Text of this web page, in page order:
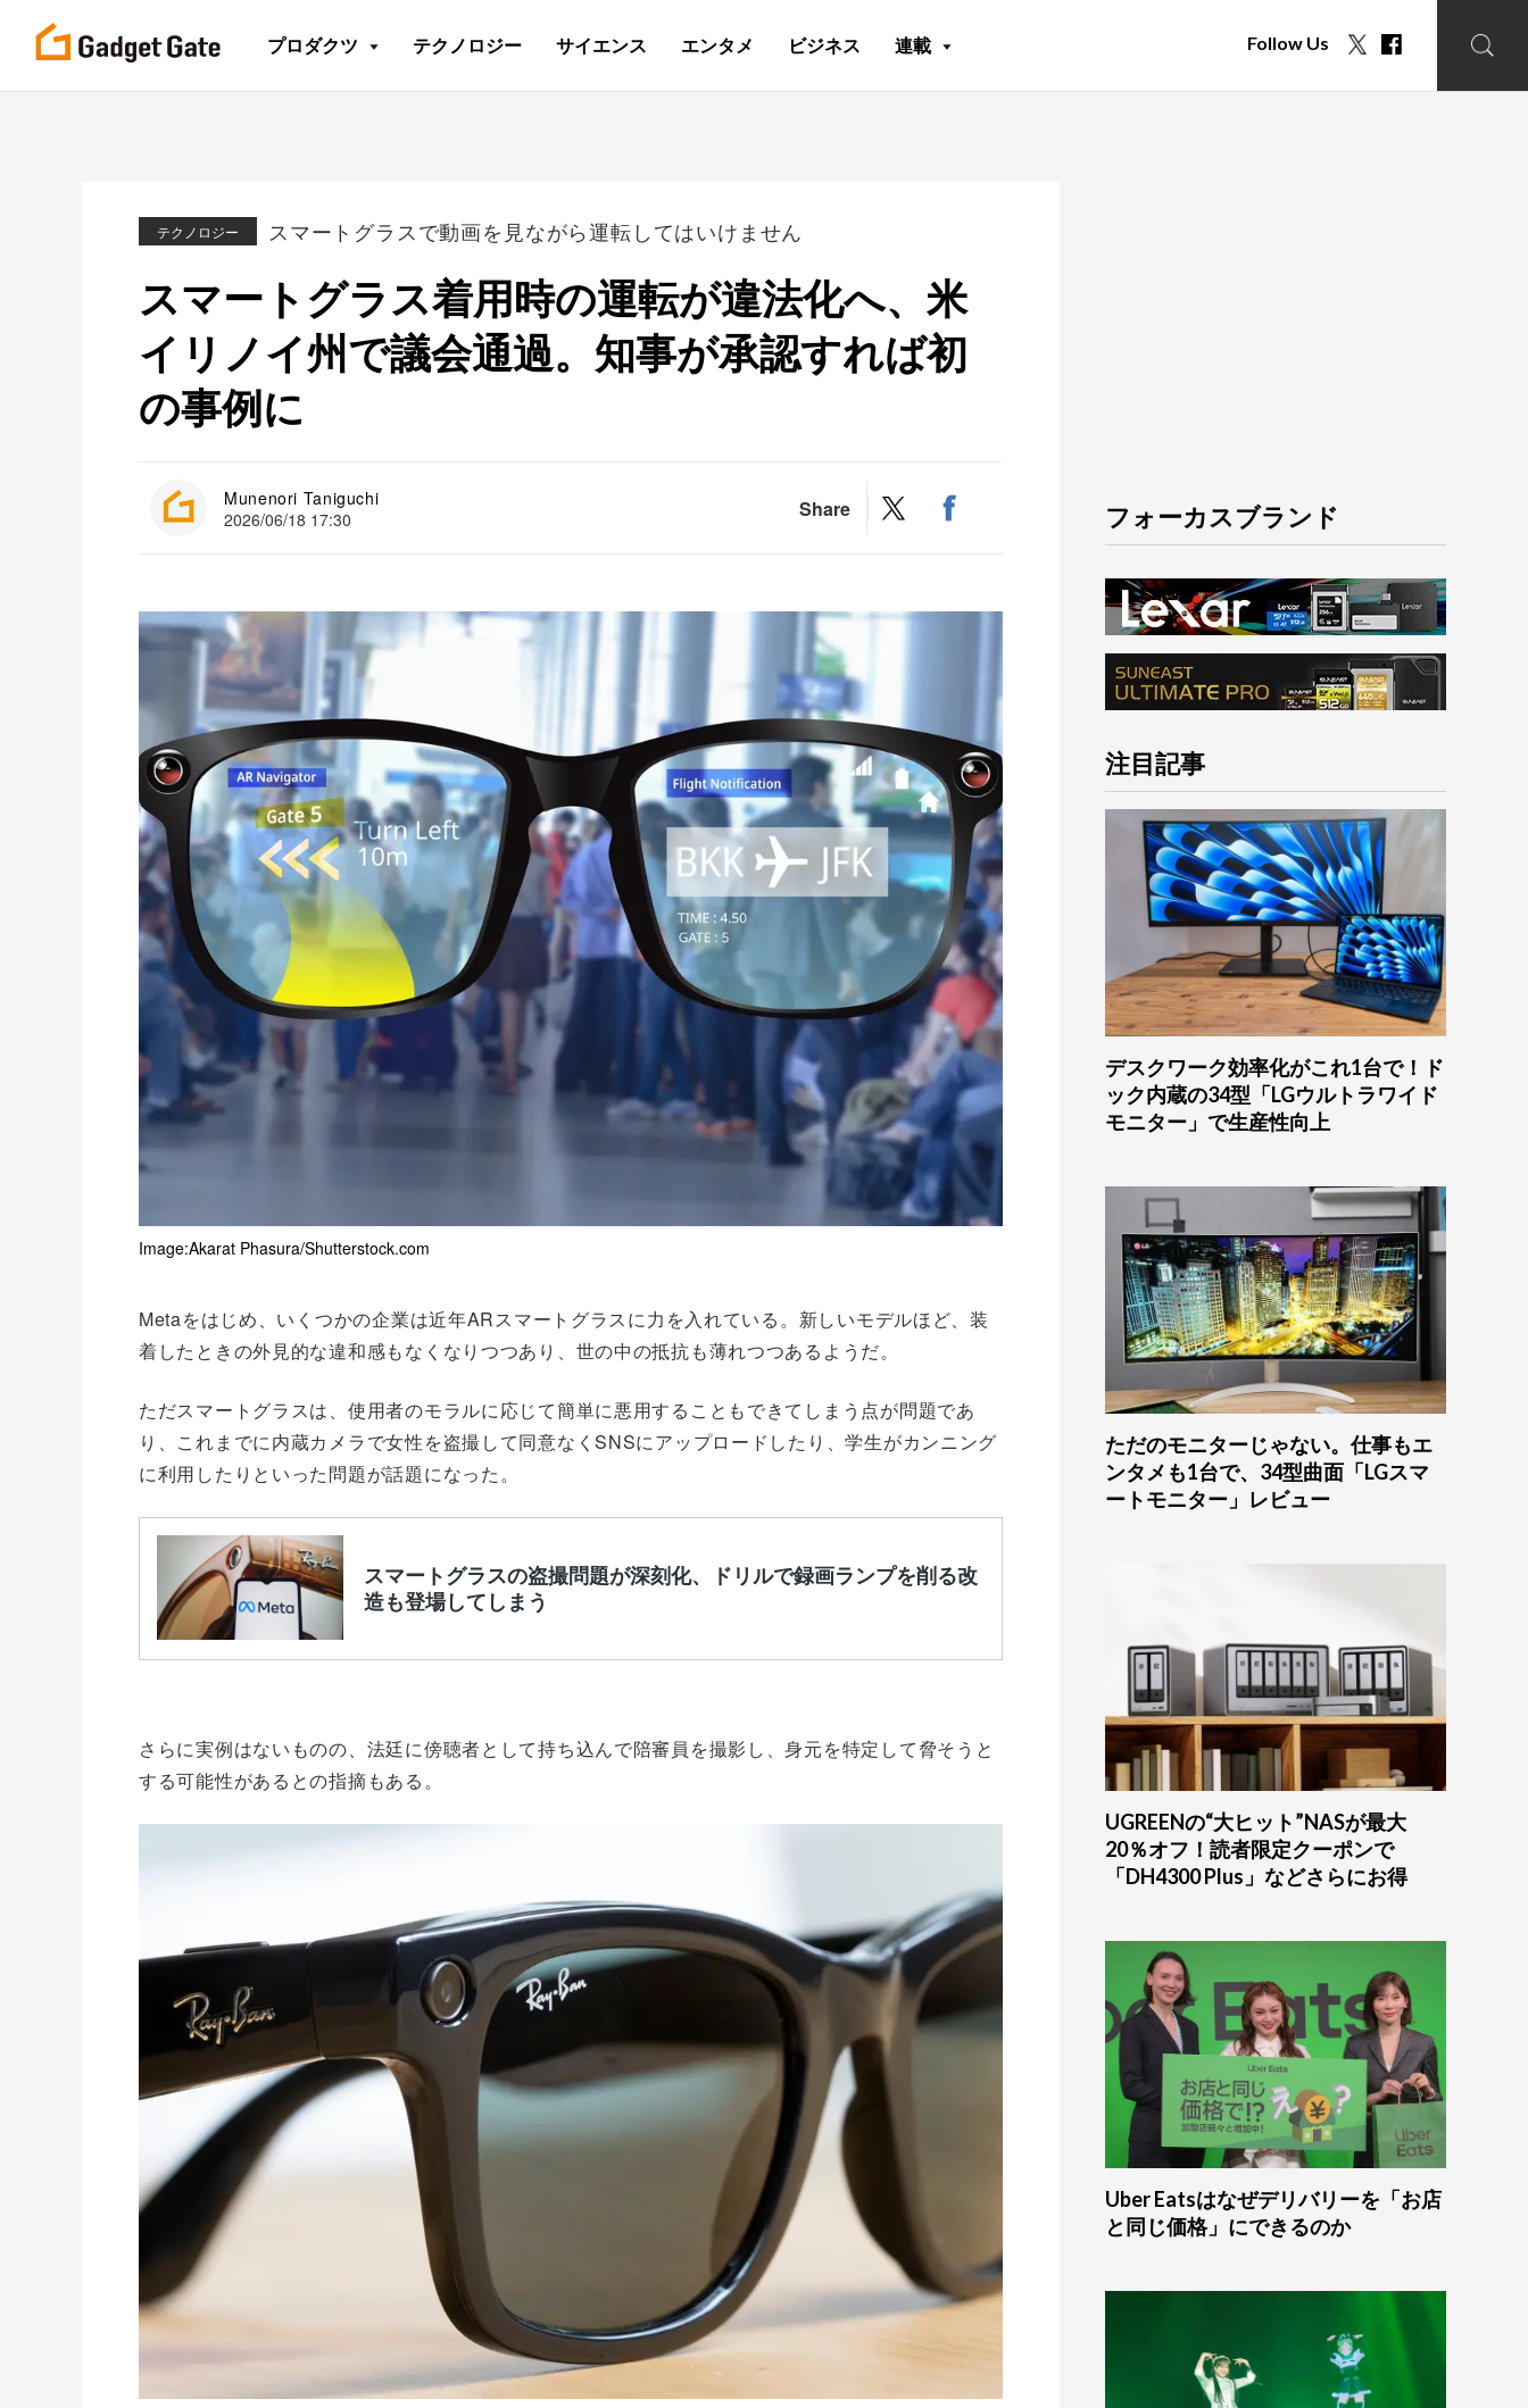
プロダクツ テクノロジー サイエンス エンタメ ビジネス 連載 Follow Us
テクノロジー スマートグラスで動画を見ながら運転してはいけません
スマートグラス着用時の運転が違法化へ、米
イリノイ州で議会通過。知事が承認すれば初
の事例に
Munenori Taniguchi
2026/06/18 17:30
Share
Image:Akarat Phasura/Shutterstock.com
Metaをはじめ、いくつかの企業は近年ARスマートグラスに力を入れている。新しいモデルほど、装
着したときの外見的な違和感もなくなりつつあり、世の中の抵抗も薄れつつあるようだ。
ただスマートグラスは、使用者のモラルに応じて簡単に悪用することもできてしまう点が問題であ
り、これまでに内蔵カメラで女性を盗撮して同意なくSNSにアップロードしたり、学生がカンニング
に利用したりといった問題が話題になった。
さらに実例はないものの、法廷に傍聴者として持ち込んで陪審員を撮影し、身元を特定して脅そうと
する可能性があるとの指摘もある。
フォーカスブランド
注目記事
デスクワーク効率化がこれ1台で！ド
ック内蔵の34型「LGウルトラワイド
モニター」で生産性向上
ただのモニターじゃない。仕事もエ
ンタメも1台で、34型曲面「LGスマ
ートモニター」レビュー
UGREENの“大ヒット”NASが最大
20％オフ！読者限定クーポンで
「DH4300 Plus」などさらにお得
Uber Eatsはなぜデリバリーを「お店
と同じ価格」にできるのか